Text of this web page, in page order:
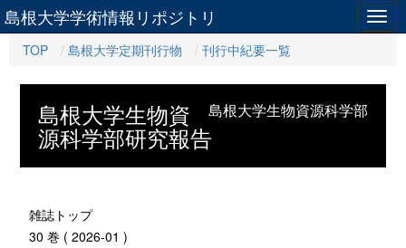
島根大学学術情報リポジトリ
TOP 島根大学定期刊行物 刊行中紀要一覧
島根大学生物資源科学部
島根大学生物資
源科学部研究報告
雑誌トップ
30 巻 ( 2026-01 )